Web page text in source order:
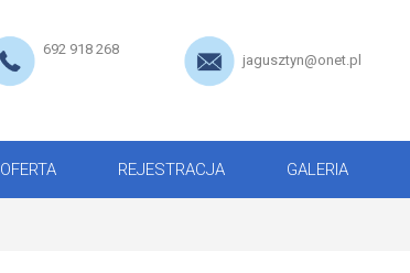
692 918 268
jagusztyn@onet.pl
OFERTA REJESTRACJA GALERIA